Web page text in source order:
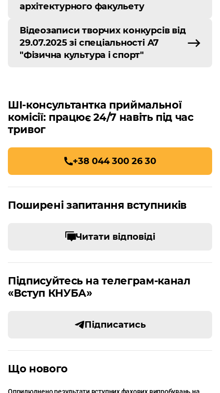
архітектурного факульету
Відеозаписи творчих конкурсів від
29.07.2025 зі спеціальності А7
"Фізична культура і спорт"
ШІ-консультантка приймальної
комісії: працює 24/7 навіть під час
тривог
+38 044 300 26 30
Поширені запитання вступників
Читати відповіді
Підписуйтесь на телеграм-канал
«Вступ КНУБА»
Підписатись
Що нового